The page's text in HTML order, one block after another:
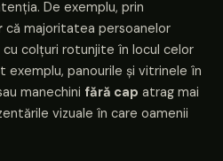
De exemplu, prin
că majoritatea persoanelor
colțuri rotunjite în locul celor
exemplu, panourile și vitrinele în
manechini fără cap atrag mai
vizuale în care oamenii